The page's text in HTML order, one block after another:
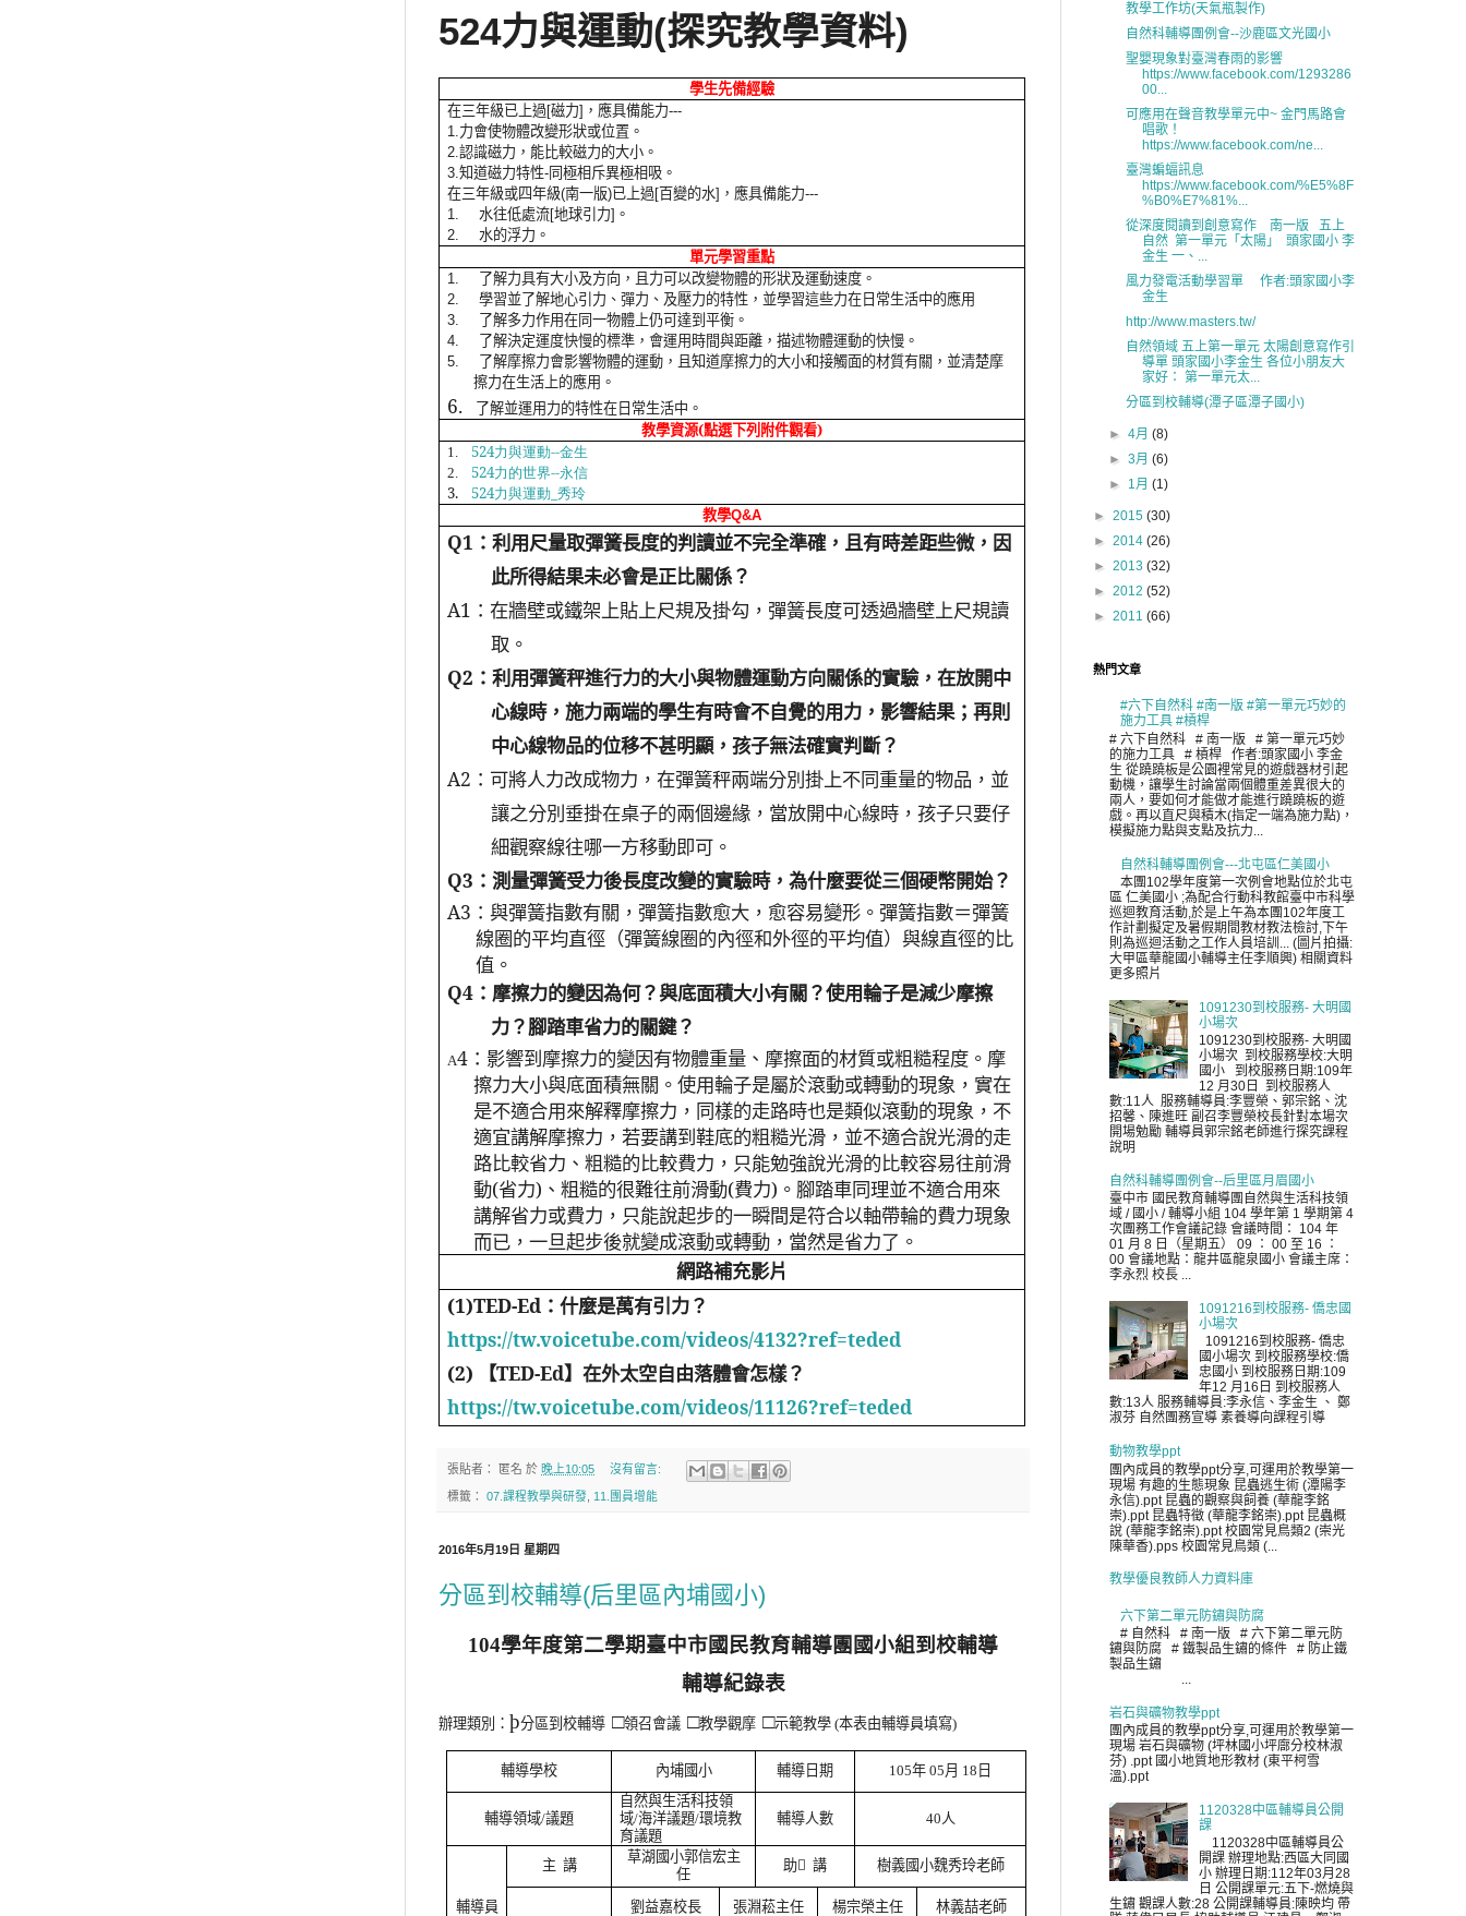
524力與運動(探究教學資料)
學生先備經驗
在三年級已上過 [磁力] ，應具備能力---
1.力會使物體改變形狀或位置。
2.認識磁力，能比較磁力的大小。
3.知道磁力特性-同極相斥異極相吸。
在三年級或四年級(南一版)已上過 [百變的水] ，應具備能力---
1.
水往低處流[地球引力] 。
2.
水的浮力。
單元學習重點
1. 了解力具有大小及方向，且力可以改變物體的形狀及運動速度。
2. 學習並了解地心引力、彈力、及壓力的特性，並學習這些力在日常生活中的應用
3. 了解多力作用在同一物體上仍可達到平衡。
4. 了解決定運度快慢的標準，會運用時間與距離，描述物體運動的快慢。
5.
了解摩擦力會影響物體的運動，且知道摩擦力的大小和接觸面的材質有關，並清楚摩
擦力在生活上的應用。
6.
了解並運用力的特性在日常生活中。
教學資源(點選下列附件觀看)
1. 524力與運動--金生
2. 524力的世界--永信
3.
524力與運動_秀玲
教學Q&A
Q1 ：利用尺量取彈簧長度的判讀並不完全準確，且有時差距些微，因
此所得結果未必會是正比關係？
A1 ：在牆壁或鐵架上貼上尺規及掛勾，彈簧長度可透過牆壁上尺規讀
取。
Q2 ：利用彈簧秤進行力的大小與物體運動方向關係的實驗，在放開中
心線時，施力兩端的學生有時會不自覺的用力，影響結果；再則
中心線物品的位移不甚明顯，孩子無法確實判斷？
A2 ：可將人力改成物力，在彈簧秤兩端分別掛上不同重量的物品，並
讓之分別垂掛在桌子的兩個邊緣，當放開中心線時，孩子只要仔
細觀察線往哪一方移動即可。
Q3 ：測量彈簧受力後長度改變的實驗時，為什麼要從三個硬幣開始？
A3 ：與彈簧指數有關，彈簧指數愈大，愈容易變形。彈簧指數＝彈簧
線圈的平均直徑（彈簧線圈的內徑和外徑的平均值）與線直徑的比
值。
Q4 ：摩擦力的變因為何？與底面積大小有關？使用輪子是減少摩擦
力？腳踏車省力的關鍵？
A4 ：影響到摩擦力的變因有物體重量、摩擦面的材質或粗糙程度。摩
擦力大小與底面積無關。使用輪子是屬於滾動或轉動的現象，實在
是不適合用來解釋摩擦力，同樣的走路時也是類似滾動的現象，不
適宜講解摩擦力，若要講到鞋底的粗糙光滑，並不適合說光滑的走
路比較省力、粗糙的比較費力，只能勉強說光滑的比較容易往前滑
動(省力) 、粗糙的很難往前滑動(費力) 。腳踏車同理並不適合用來
講解省力或費力，只能說起步的一瞬間是符合以軸帶輪的費力現象
而已，一旦起步後就變成滾動或轉動，當然是省力了。
網路補充影片
(1)TED-Ed ：什麼是萬有引力？
https://tw.voicetube.com/videos/4132?ref=teded
(2)
【TED-Ed】在外太空自由落體會怎樣？
https://tw.voicetube.com/videos/11126?ref=teded
張貼者： 匿名 於 晚上10:05 沒有留言:
標籤： 07.課程教學與研發 11.團員增能
2016年5月19日 星期四
分區到校輔導(后里區內埔國小)
104學年度第二學期臺中市國民教育輔導團國小組到校輔導
輔導紀錄表
辦理類別： þ分區到校輔導 □領召會議 □教學觀摩 □示範教學 (本表由輔導員填寫)
輔導學校 內埔國小 輔導日期 105年05月 18 日
輔導領域/議題
自然與生活科技領
域/海洋議題/環境教
育議題
輔導人數 40人
輔導員
主 講
草湖國小郭信宏主
任
助 講 樹義國小魏秀玲老師
劉益嘉校長 張淵菘主任 楊宗榮主任 林義喆老師
教學工作坊(天氣瓶製作)
自然科輔導團例會--沙鹿區文光國小
聖嬰現象對臺灣春雨的影響
https://www.facebook.com/1293286
00...
可應用在聲音教學單元中~ 金門馬路會
唱歌！
https://www.facebook.com/ne...
臺灣蝙蝠訊息
https://www.facebook.com/%E5%8F
%B0%E7%81%...
從深度閱讀到創意寫作 南一版 五上
自然 第一單元「太陽」 頭家國小 李
金生 一、...
風力發電活動學習單 作者:頭家國小李
金生
http://www.masters.tw/
自然領域 五上第一單元 太陽創意寫作引
導單 頭家國小李金生 各位小朋友大
家好： 第一單元太...
分區到校輔導(潭子區潭子國小)
►4月(8)
►3月(6)
► 1月(1)
► 2015 (30)
► 2014 (26)
► 2013 (32)
► 2012 (52)
► 2011 (66)
熱門文章
#六下自然科 #南一版 #第一單元巧妙的
施力工具 #槓桿
# 六下自然科 # 南一版 # 第一單元巧妙
的施力工具 # 槓桿 作者:頭家國小 李金
生 從蹺蹺板是公園裡常見的遊戲器材引起
動機，讓學生討論當兩個體重差異很大的
兩人，要如何才能做才能進行蹺蹺板的遊
戲。再以直尺與積木(指定一端為施力點)，
模擬施力點與支點及抗力...
自然科輔導團例會---北屯區仁美國小
本團102學年度第一次例會地點位於北屯
區 仁美國小 ;為配合行動科教館臺中市科學
巡迴教育活動,於是上午為本團102年度工
作計劃擬定及暑假期間教材教法檢討,下午
則為巡迴活動之工作人員培訓... (圖片拍攝:
大甲區華龍國小輔導主任李順興) 相關資料
更多照片
1091230到校服務- 大明國
小場次
1091230到校服務- 大明國
小場次 到校服務學校:大明
國小 到校服務日期:109年
12 月30日 到校服務人
數:11人 服務輔導員:李豐榮、郭宗銘、沈
招馨、陳進旺 副召李豐榮校長針對本場次
開場勉勵 輔導員郭宗銘老師進行探究課程
說明
自然科輔導團例會--后里區月眉國小
臺中市 國民教育輔導團自然與生活科技領
域 / 國小 / 輔導小組 104 學年第 1 學期第 4
次團務工作會議記錄 會議時間： 104 年
01 月 8 日（星期五） 09 ： 00 至 16 ：
00 會議地點：龍井區龍泉國小 會議主席：
李永烈 校長 ...
1091216到校服務- 僑忠國
小場次
1091216到校服務- 僑忠
國小場次 到校服務學校:僑
忠國小 到校服務日期:109
年12 月16日 到校服務人
數:13人 服務輔導員:李永信、李金生 、 鄭
淑芬 自然團務宣導 素養導向課程引導
動物教學ppt
團內成員的教學ppt分享,可運用於教學第一
現場 有趣的生態現象 昆蟲逃生術 (潭陽李
永信).ppt 昆蟲的觀察與飼養 (華龍李銘
崇).ppt 昆蟲特徵 (華龍李銘崇).ppt 昆蟲概
說 (華龍李銘崇).ppt 校園常見鳥類2 (崇光
陳華香).pps 校園常見鳥類 (...
教學優良教師人力資料庫
六下第二單元防鏽與防腐
# 自然科 # 南一版 # 六下第二單元防
鏽與防腐 # 鐵製品生鏽的條件 # 防止鐵
製品生鏽
...
岩石與礦物教學ppt
團內成員的教學ppt分享,可運用於教學第一
現場 岩石與礦物 (坪林國小坪廍分校林淑
芬) .ppt 國小地質地形教材 (東平柯雪
溫).ppt
1120328中區輔導員公開
課
1120328中區輔導員公
開課 辦理地點:西區大同國
小 辦理日期:112年03月28
日 公開課單元:五下-燃燒與
生鏽 觀課人數:28 公開課輔導員:陳映均 帶